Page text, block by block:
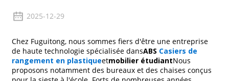
2025-12-29
Chez Fuguitong, nous sommes fiers d'être une entreprise
de haute technologie spécialisée dansABS Casiers de
rangement en plastiqueetmobilier étudiantNous
proposons notamment des bureaux et des chaises conçus